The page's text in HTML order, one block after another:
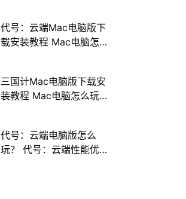
代号：云端Mac电脑版下
载安装教程 Mac电脑怎
三国计Mac电脑版下载安
装教程 Mac电脑怎么玩
代号：云端电脑版怎么
玩？ 代号：云端性能优